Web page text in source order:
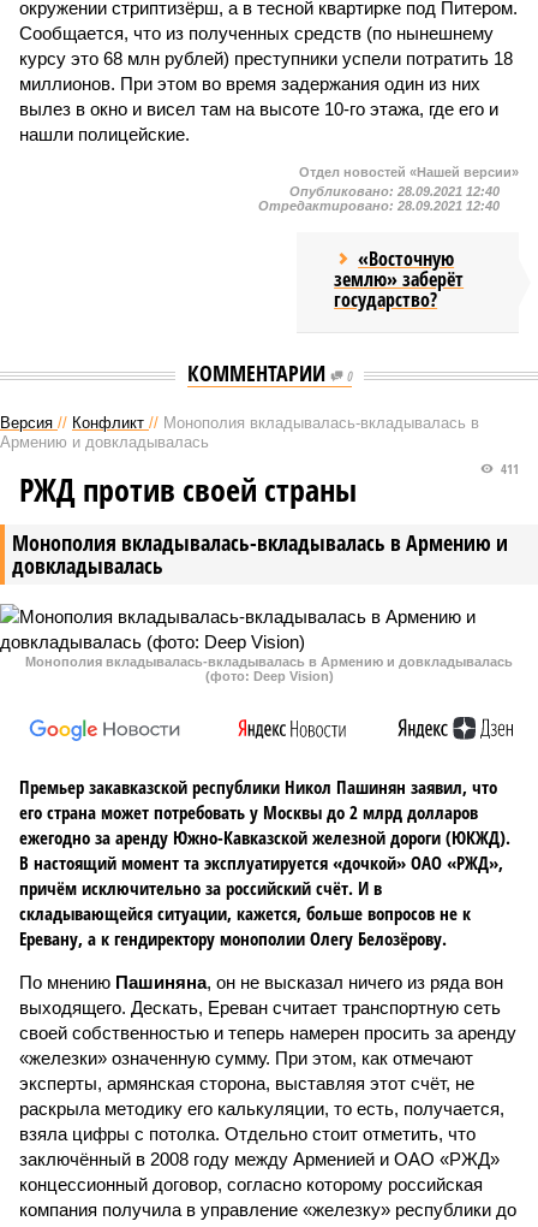
окружении стриптизёрш, а в тесной квартирке под Питером.
Сообщается, что из полученных средств (по нынешнему
курсу это 68 млн рублей) преступники успели потратить 18
миллионов. При этом во время задержания один из них
вылез в окно и висел там на высоте 10-го этажа, где его и
на­шли полицейские.
Отдел новостей «Нашей версии»
Опубликовано: 28.09.2021 12:40
Отредактировано: 28.09.2021 12:40
«Восточную
землю» заберёт
государство?
КОММЕНТАРИИ 0
Версия // Конфликт // Монополия вкладывалась-вкладывалась в
Армению и довкладывалась
Монополия вкладывалась-вкладывалась в Армению и
довкладывалась
411
РЖД против своей страны
Монополия вкладывалась-вкладывалась в Армению и довкладывалась
(фото: Deep Vision)
Премьер закавказской республики Никол Пашинян заявил, что
его страна может потребовать у Москвы до 2 млрд долларов
ежегодно за аренду Южно-Кавказской железной дороги (ЮКЖД).
В настоящий момент та эксплуатируется «дочкой» ОАО «РЖД»,
причём исключительно за российский счёт. И в
складывающейся ситуации, кажется, больше вопросов не к
Еревану, а к гендиректору монополии Олегу Белозёрову.
По мнению Пашиняна, он не высказал ничего из ряда вон
выходящего. Дескать, Ереван считает транспортную сеть
своей собственностью и теперь намерен просить за аренду
«железки» означенную сумму. При этом, как отмечают
эксперты, армянская сторона, выставляя этот счёт, не
раскрыла методику его калькуляции, то есть, получается,
взяла цифры с потолка. Отдельно стоит отметить, что
заключённый в 2008 году между Арменией и ОАО «РЖД»
концессионный договор, согласно которому российская
компания получила в управление «железку» республики до